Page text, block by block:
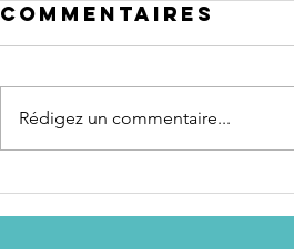
La clarté
mentale, c’est
Commentaires
Rédigez un commentaire...